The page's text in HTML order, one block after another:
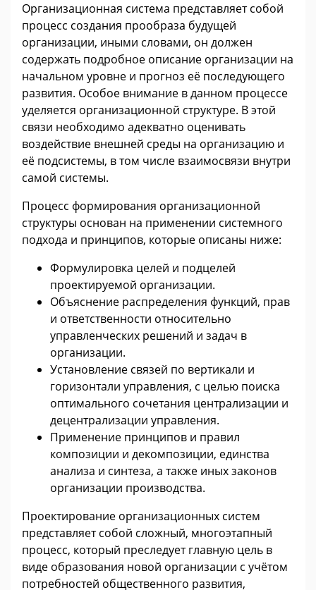
Организационная система представляет собой
процесс создания прообраза будущей
организации, иными словами, он должен
содержать подробное описание организации на
начальном уровне и прогноз её последующего
развития. Особое внимание в данном процессе
уделяется организационной структуре. В этой
связи необходимо адекватно оценивать
воздействие внешней среды на организацию и
её подсистемы, в том числе взаимосвязи внутри
самой системы.
Процесс формирования организационной
структуры основан на применении системного
подхода и принципов, которые описаны ниже:
Формулировка целей и подцелей
проектируемой организации.
Объяснение распределения функций, прав
и ответственности относительно
управленческих решений и задач в
организации.
Установление связей по вертикали и
горизонтали управления, с целью поиска
оптимального сочетания централизации и
децентрализации управления.
Применение принципов и правил
композиции и декомпозиции, единства
анализа и синтеза, а также иных законов
организации производства.
Проектирование организационных систем
представляет собой сложный, многоэтапный
процесс, который преследует главную цель в
виде образования новой организации с учётом
потребностей общественного развития,